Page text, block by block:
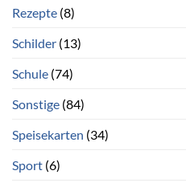
Rezepte (8)
Schilder (13)
Schule (74)
Sonstige (84)
Speisekarten (34)
Sport (6)